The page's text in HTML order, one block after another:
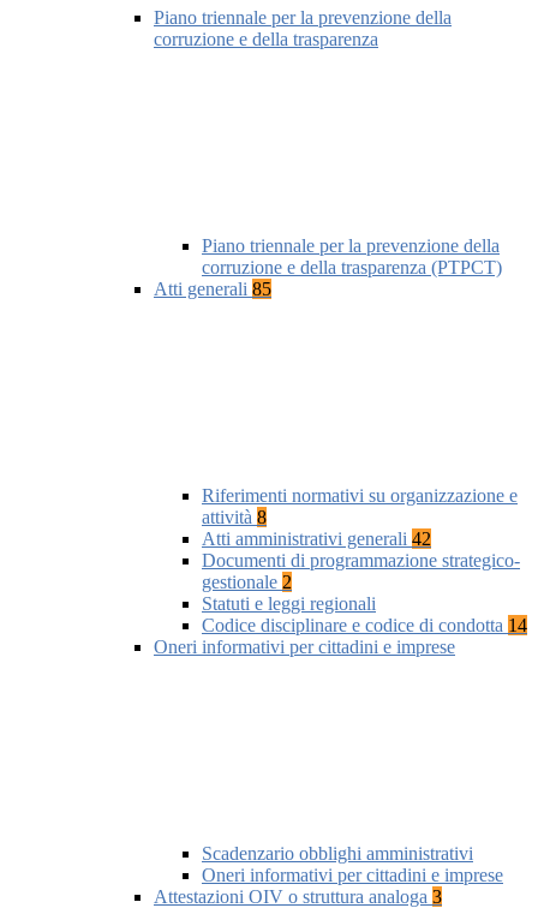
Piano triennale per la prevenzione della
corruzione e della trasparenza
Piano triennale per la prevenzione della
corruzione e della trasparenza (PTPCT)
Atti generali 85
Riferimenti normativi su organizzazione e
attività 8
Atti amministrativi generali 42
Documenti di programmazione strategico-
gestionale 2
Statuti e leggi regionali
Codice disciplinare e codice di condotta 14
Oneri informativi per cittadini e imprese
Scadenzario obblighi amministrativi
Oneri informativi per cittadini e imprese
Attestazioni OIV o struttura analoga 3